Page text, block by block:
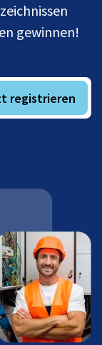
gewinnen!
registrieren